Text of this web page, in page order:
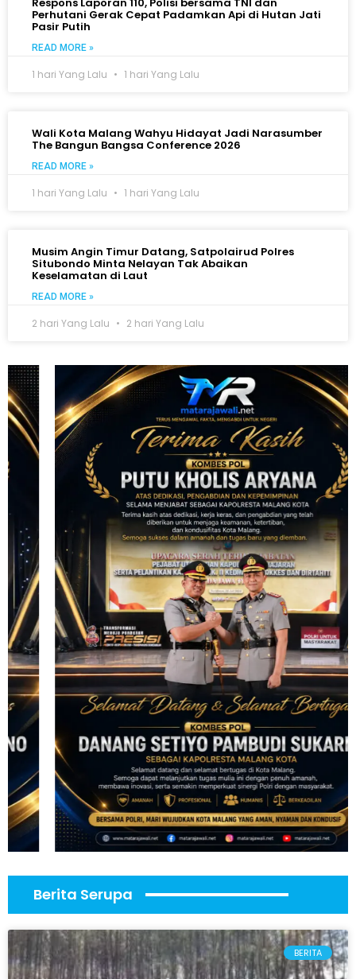
Perhutani Gerak Cepat Padamkan Api di Hutan Jati
Pasir Putih
READ MORE »
1 hari Yang Lalu 1 hari Yang Lalu
Wali Kota Malang Wahyu Hidayat Jadi Narasumber
The Bangun Bangsa Conference 2026
READ MORE »
1 hari Yang Lalu 1 hari Yang Lalu
Musim Angin Timur Datang, Satpolairud Polres
Situbondo Minta Nelayan Tak Abaikan
Keselamatan di Laut
READ MORE »
2 hari Yang Lalu 2 hari Yang Lalu
Berita Serupa
BERITA